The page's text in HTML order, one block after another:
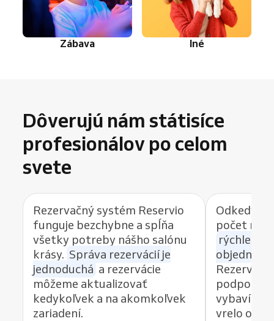
Zábava Iné
Dôverujú nám státisíce
profesionálov po celom
svete
Rezervačný systém Reservio
funguje bezchybne a spĺňa
všetky potreby nášho salónu
krásy. Správa rezervácií je
jednoduchá a rezervácie
môžeme aktualizovať
kedykoľvek a na akomkoľvek
zariadení.
Odkedy
počet
rýchlemu
podpory,
vybaví
vrelo